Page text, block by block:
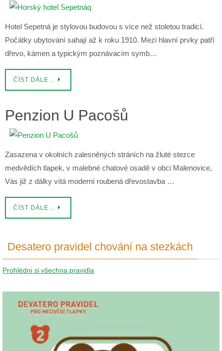
Hotel Sepetná je stylovou budovou s více než stoletou tradicí.
Počátky ubytování sahají až k roku 1910. Mezi hlavní prvky patří
dřevo, kámen a typickým poznávacím symb…
ČÍST DÁLE…
Penzion U Pacošů
Zasazena v okolních zalesněných stráních na žluté stezce
medvědích tlapek, v malebné chatové osadě v obci Malenovice,
Vás již z dálky vítá moderní roubená dřevostavba …
ČÍST DÁLE…
Desatero pravidel chování na stezkách
Prohlédni si všechna pravidla